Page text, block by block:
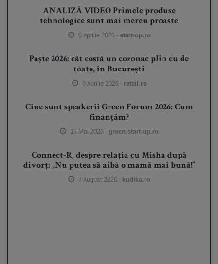
ANALIZĂ VIDEO Primele produse
tehnologice sunt mai mereu proaste
6 Aprilie 2026 - start-up.ro
Paște 2026: cât costă un cozonac plin cu de
toate, în București
8 Aprilie 2026 - retail.ro
Cine sunt speakerii Green Forum 2026: Cum
finanțăm?
15 Mai 2026 - green.start-up.ro
Connect-R, despre relația cu Misha după
divorț: „Nu putea să aibă o mamă mai bună!”
7 August 2026 - kudika.ro